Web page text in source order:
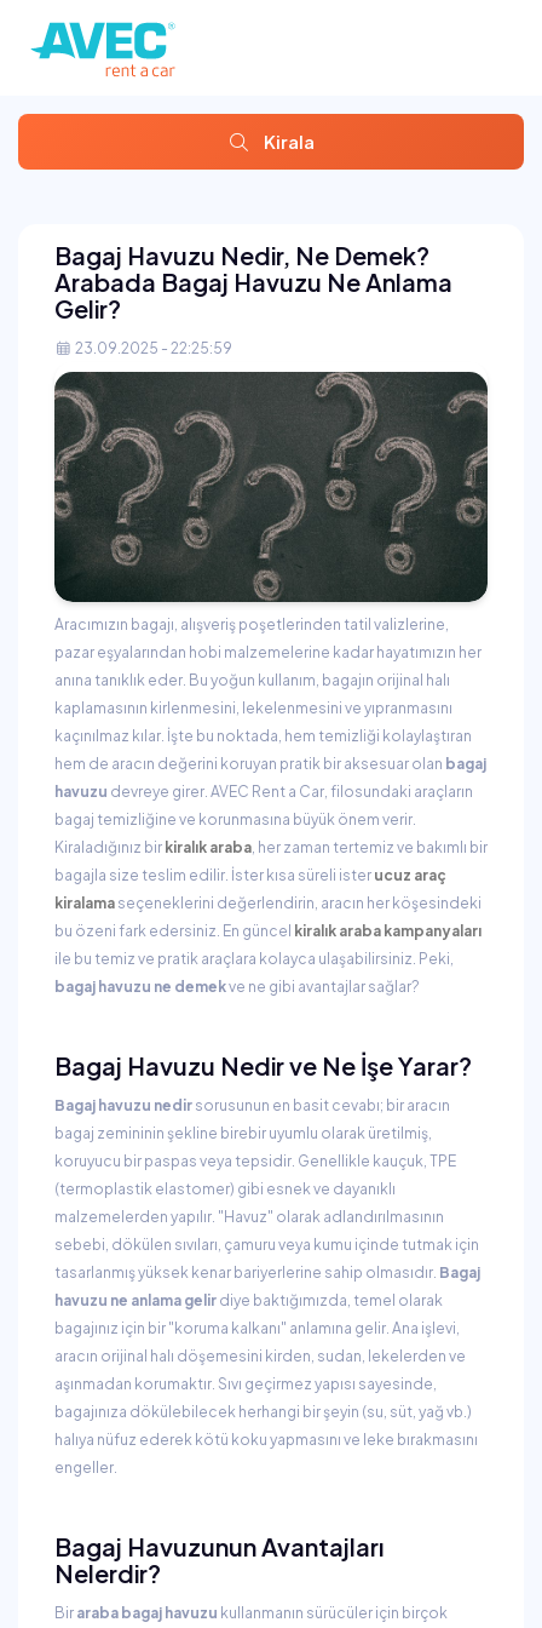
Kirala
Bagaj Havuzu Nedir, Ne Demek?
Arabada Bagaj Havuzu Ne Anlama
Gelir?
23.09.2025 - 22:25:59
Aracımızın bagajı, alışveriş poşetlerinden tatil valizlerine,
pazar eşyalarından hobi malzemelerine kadar hayatımızın her
anına tanıklık eder. Bu yoğun kullanım, bagajın orijinal halı
kaplamasının kirlenmesini, lekelenmesini ve yıpranmasını
kaçınılmaz kılar. İşte bu noktada, hem temizliği kolaylaştıran
hem de aracın değerini koruyan pratik bir aksesuar olan bagaj
havuzu devreye girer. AVEC Rent a Car, filosundaki araçların
bagaj temizliğine ve korunmasına büyük önem verir.
Kiraladığınız bir kiralık araba, her zaman tertemiz ve bakımlı bir
bagajla size teslim edilir. İster kısa süreli ister ucuz araç
kiralama seçeneklerini değerlendirin, aracın her köşesindeki
bu özeni fark edersiniz. En güncel kiralık araba kampanyaları
ile bu temiz ve pratik araçlara kolayca ulaşabilirsiniz. Peki,
bagaj havuzu ne demekve ne gibi avantajlar sağlar?
Bagaj Havuzu Nedir ve Ne İşe Yarar?
Bagaj havuzu nedir sorusunun en basit cevabı; bir aracın
bagaj zemininin şekline birebir uyumlu olarak üretilmiş,
koruyucu bir paspas veya tepsidir. Genellikle kauçuk, TPE
(termoplastik elastomer) gibi esnek ve dayanıklı
malzemelerden yapılır. "Havuz" olarak adlandırılmasının
sebebi, dökülen sıvıları, çamuru veya kumu içinde tutmak için
tasarlanmış yüksek kenar bariyerlerine sahip olmasıdır. Bagaj
havuzu ne anlama gelir diye baktığımızda, temel olarak
bagajınız için bir "koruma kalkanı" anlamına gelir. Ana işlevi,
aracın orijinal halı döşemesini kirden, sudan, lekelerden ve
aşınmadan korumaktır. Sıvı geçirmez yapısı sayesinde,
bagajınıza dökülebilecek herhangi bir şeyin (su, süt, yağ vb.)
halıya nüfuz ederek kötü koku yapmasını ve leke bırakmasını
engeller.
Bagaj Havuzunun Avantajları
Nelerdir?
Bir araba bagaj havuzu kullanmanın sürücüler için birçok